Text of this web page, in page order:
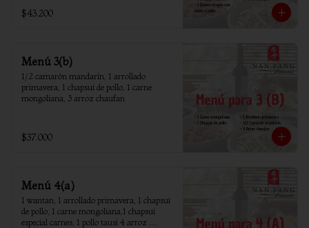
$43.200
Menú 3(b)
1/2 camarón mandarín, 1 arrollado
primavera, 1 chapsui de pollo, 1 carne
mongoliana, 3 arroz chaufan
$37.000
Menú 4(a)
1 wantan, 1 arrollado primavera, 1 chapsui
de pollo, 1 carne mongoliana,1 chapsui
especial carnes, 1 pollo tausi 4 arroz